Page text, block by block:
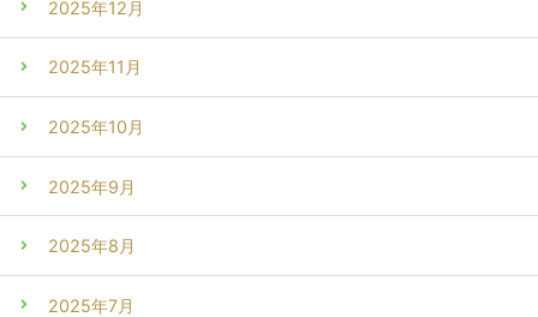
2025年12月
2025年11月
2025年10月
2025年9月
2025年8月
2025年7月